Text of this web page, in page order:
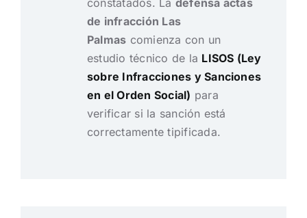
de infracción Las
Palmas comienza con un
estudio técnico de la LISOS (Ley
sobre Infracciones y Sanciones
en el Orden Social) para
verificar si la sanción está
correctamente tipificada.